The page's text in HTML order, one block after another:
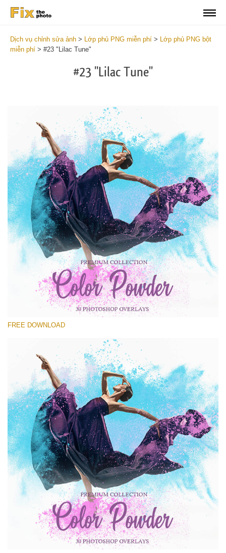
Dịch vụ chỉnh sửa ảnh > Lớp phủ PNG miễn phí > Lớp phủ PNG bột
miễn phí > #23 "Lilac Tune"
#23 "Lilac Tune"
Xin hãy lựa chọn
Free PNG Overlay #23
Small 800*533px
Color Powder
(373 Overlays)
Large 6000*4000px
Entire Collection
(1783 Overlays)
Large 6000*4000px
Tải xuống miễn phí
FREE DOWNLOAD